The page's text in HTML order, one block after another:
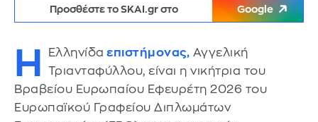
Προσθέστε το SKAI.gr στο Google
Η Ελληνίδα επιστήμονας, Αγγελική
Τριανταφύλλου, είναι η νικήτρια του
Βραβείου Ευρωπαίου Εφευρέτη 2026 του
Ευρωπαϊκού Γραφείου Διπλωμάτων